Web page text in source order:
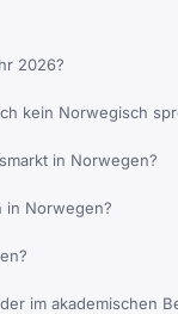
2026?
kein Norwegisch
in Norwegen?
in Norwegen?
im akademischen